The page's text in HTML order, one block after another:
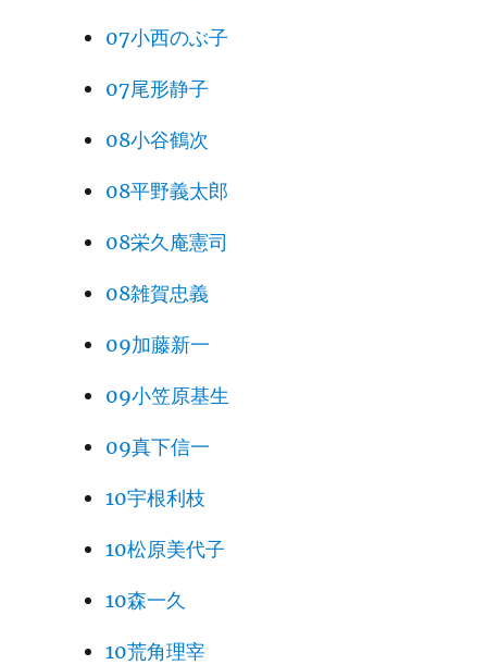
07小西のぶ子
07尾形静子
08小谷鶴次
08平野義太郎
08栄久庵憲司
08雑賀忠義
09加藤新一
09小笠原基生
09真下信一
10宇根利枝
10松原美代子
10森一久
10荒角理宰